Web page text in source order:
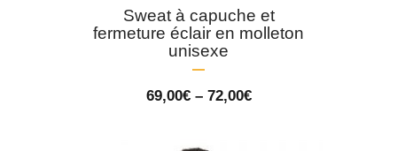
Sweat à capuche et
fermeture éclair en molleton
unisexe
69,00€ – 72,00€Price